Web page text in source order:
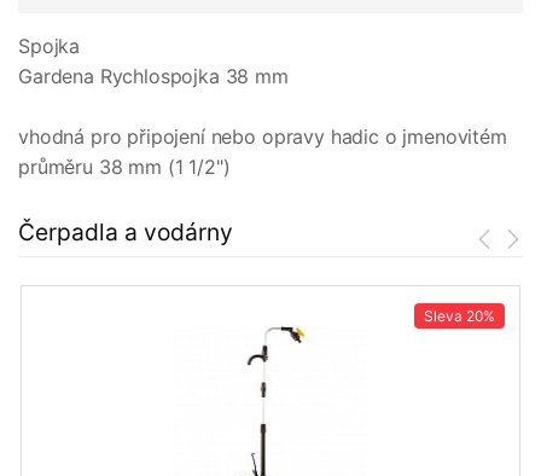
Spojka
Gardena Rychlospojka 38 mm
vhodná pro připojení nebo opravy hadic o jmenovitém
průměru 38 mm (1 1/2")
Čerpadla a vodárny
Sleva 20%